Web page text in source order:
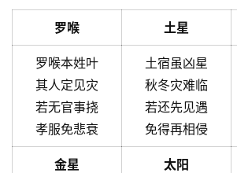
罗喉 土星
罗喉本姓叶
其人定见灾
若无官事挠
孝服免悲衰
土宿虽凶星
秋冬灾难临
若还先见遇
免得再相侵
金星 太阳